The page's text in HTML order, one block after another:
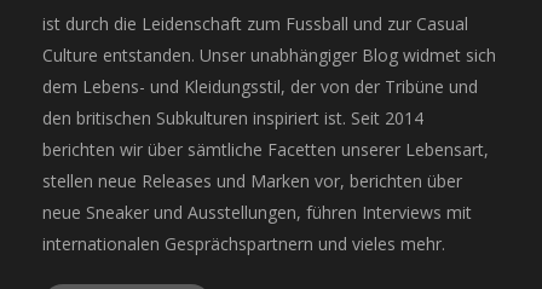
ist durch die Leidenschaft zum Fussball und zur Casual
Culture entstanden. Unser unabhängiger Blog widmet sich
dem Lebens- und Kleidungsstil, der von der Tribüne und
den britischen Subkulturen inspiriert ist. Seit 2014
berichten wir über sämtliche Facetten unserer Lebensart,
stellen neue Releases und Marken vor, berichten über
neue Sneaker und Ausstellungen, führen Interviews mit
internationalen Gesprächspartnern und vieles mehr.